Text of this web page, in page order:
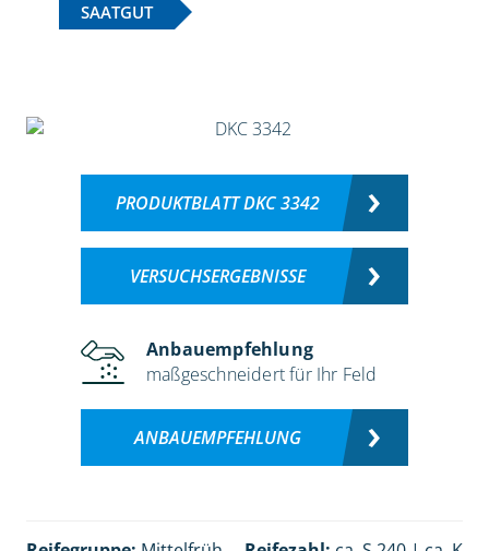
SAATGUT
PRODUKTBLATT DKC 3342
VERSUCHSERGEBNISSE
Anbauempfehlung
maßgeschneidert für Ihr Feld
ANBAUEMPFEHLUNG